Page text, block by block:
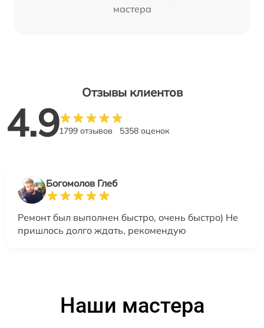
мастера
Отзывы клиентов
4.91799 отзывов 5358 оценок
Богомолов Глеб
Ремонт был выполнен быстро, очень быстро) Не
пришлось долго ждать, рекомендую
Наши мастера